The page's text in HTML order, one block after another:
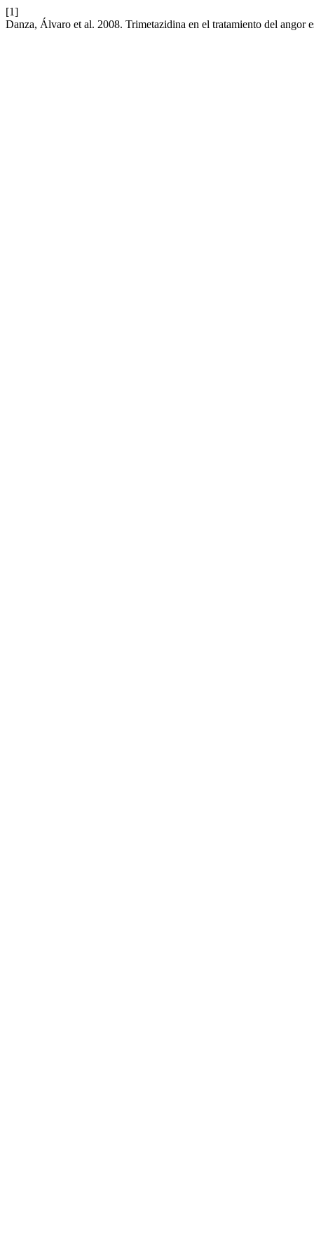
[1]
Danza, Álvaro et al. 2008. Trimetazidina en el tratamiento del angor